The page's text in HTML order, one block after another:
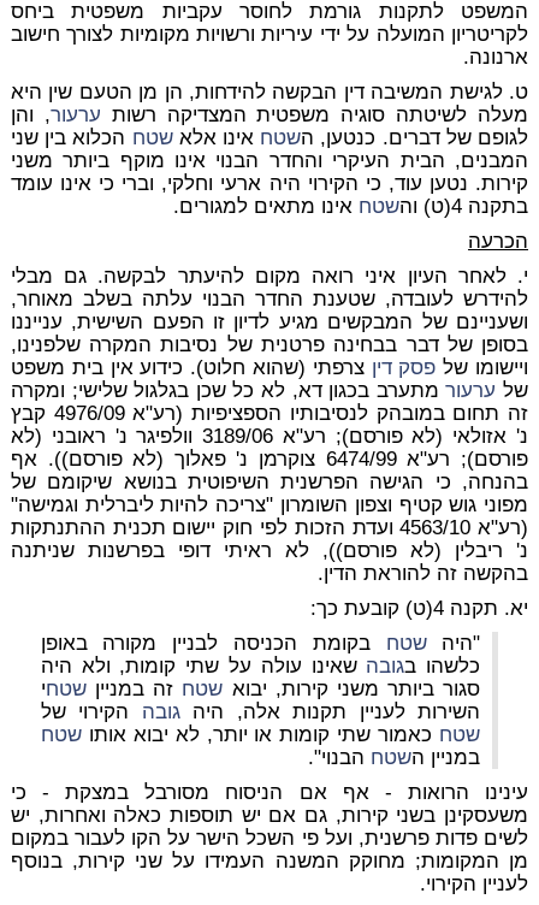
המשפט לתקנות גורמת לחוסר עקביות משפטית ביחס
לקריטריון המועלה על ידי עיריות ורשויות מקומיות לצורך חישוב
ארנונה.
ט. לגישת המשיבה דין הבקשה להידחות, הן מן הטעם שין היא
מעלה לשיטתה סוגיה משפטית המצדיקה רשות ערעור, והן
לגופם של דברים. כנטען, השטח אינו אלאשטח הכלוא בין שני
המבנים, הבית העיקרי והחדר הבנוי אינו מוקף ביותר משני
קירות. נטען עוד, כי הקירוי היה ארעי וחלקי, וברי כי אינו עומד
בתקנה 4(ט) וה
שטח אינו מתאים למגורים.
הכרעה
י. לאחר העיון איני רואה מקום להיעתר לבקשה. גם מבלי
להידרש לעובדה, שטענת החדר הבנוי עלתה בשלב מאוחר,
ושעניינם של המבקשים מגיע לדיון זו הפעם השישית, ענייננו
בסופן של דבר בבחינה פרטנית של נסיבות המקרה שלפנינו,
ויישומו של פסק דין צרפתי (שהוא חלוט). כידוע אין בית משפט
של ערעורמתערב בכגון דא, לא כל שכן בגלגול שלישי; ומקרה
זה תחום במובהק לנסיבותיו הספציפיות (רע"א 4976/09 קבץ
נ' אזולאי (לא פורסם); רע"א 3189/06 וולפיגר נ' ראובני (לא
פורסם); רע"א 6474/99 צוקרמן נ' פאלוך (לא פורסם)). אף
בהנחה, כי הגישה הפרשנית השיפוטית בנושא שיקומם של
מפוני גוש קטיף וצפון השומרון "צריכה להיות ליברלית וגמישה"
(רע"א 4563/10 ועדת הזכות לפי חוק יישום תכנית ההתנתקות
נ' ריבלין (לא פורסם)), לא ראיתי דופי בפרשנות שניתנה
בהקשה זה להוראת הדין.
יא. תקנה 4(ט) קובעת כך:
"היהשטח בקומת הכניסה לבניין מקורה באופן
כלשהו בגובה שאינו עולה על שתי קומות, ולא היה
סגור ביותר משני קירות, יבוא שטח זה במנייןשטחי
השירות לעניין תקנות אלה, היהגובה הקירוי של
שטח כאמור שתי קומות או יותר, לא יבוא אותושטח
במניין השטח הבנוי".
עינינו הרואות - אף אם הניסוח מסורבל במצקת - כי
משעסקינן בשני קירות, גם אם יש תוספות כאלה ואחרות, יש
לשים פדות פרשנית, ועל פי השכל הישר על הקו לעבור במקום
מן המקומות; מחוקק המשנה העמידו על שני קירות, בנוסף
לעניין הקירוי.